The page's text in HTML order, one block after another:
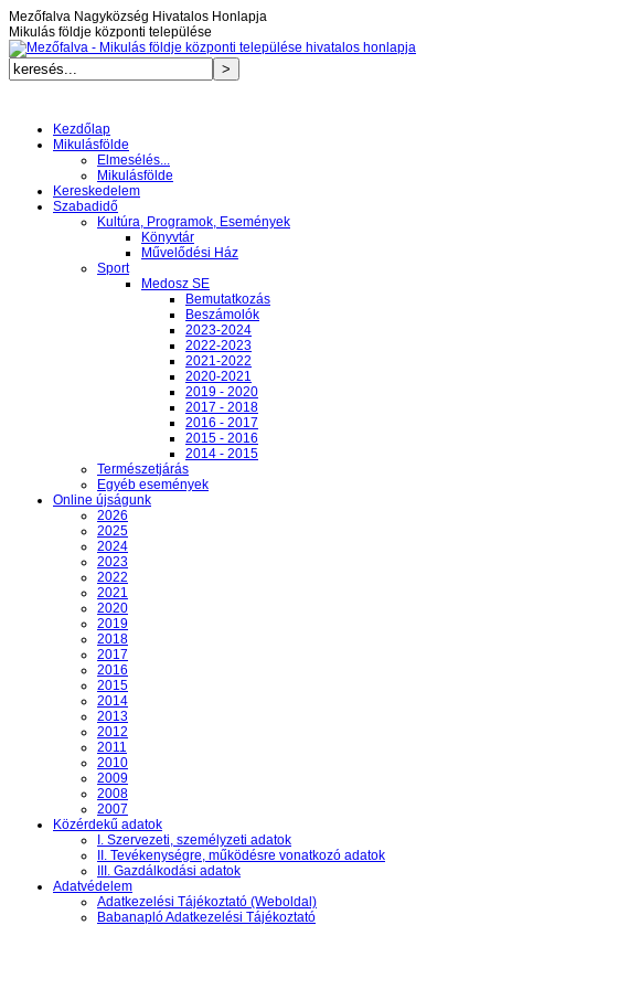
Mezőfalva Nagyközség Hivatalos Honlapja
Mikulás földje központi települése
Kezdőlap
Mikulásfölde
Elmesélés...
Mikulásfölde
Kereskedelem
Szabadidő
Kultúra, Programok, Események
Könyvtár
Művelődési Ház
Sport
Medosz SE
Bemutatkozás
Beszámolók
2023-2024
2022-2023
2021-2022
2020-2021
2019 - 2020
2017 - 2018
2016 - 2017
2015 - 2016
2014 - 2015
Természetjárás
Egyéb események
Online újságunk
2026
2025
2024
2023
2022
2021
2020
2019
2018
2017
2016
2015
2014
2013
2012
2011
2010
2009
2008
2007
Közérdekű adatok
I. Szervezeti, személyzeti adatok
II. Tevékenységre, működésre vonatkozó adatok
III. Gazdálkodási adatok
Adatvédelem
Adatkezelési Tájékoztató (Weboldal)
Babanapló Adatkezelési Tájékoztató